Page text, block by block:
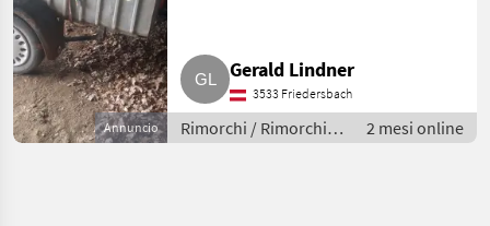
Annuncio
Gerald Lindner
3533 Friedersbach
Rimorchi / Rimorchi
per auto
2 mesi online